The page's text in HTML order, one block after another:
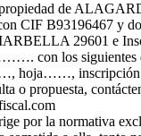
de
CIF B93196467 y
29601 e
con los siguientes
hoja……,
o propuesta,
por la normativa